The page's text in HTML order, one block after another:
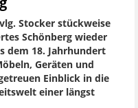
Stocker stückweise
Schönberg wieder
dem 18. Jahrhundert
Geräten und
Einblick in die
einer längst